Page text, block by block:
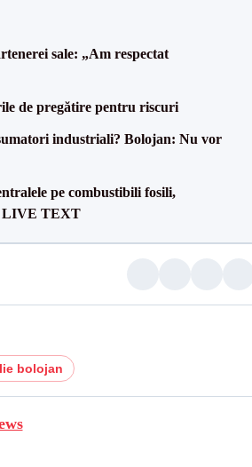
sale: „Am respectat
de pregătire pentru riscuri
industriali? Bolojan: Nu vor
pe combustibili fosili,
LIVE TEXT
bolojan